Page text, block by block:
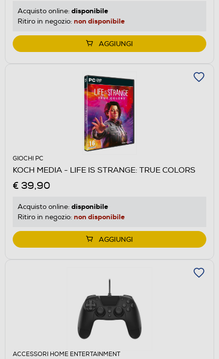
Acquisto online: disponibile
Ritiro in negozio: non disponibile
AGGIUNGI
GIOCHI PC
KOCH MEDIA - LIFE IS STRANGE: TRUE COLORS
€ 39,90
Acquisto online: disponibile
Ritiro in negozio: non disponibile
AGGIUNGI
ACCESSORI HOME ENTERTAINMENT